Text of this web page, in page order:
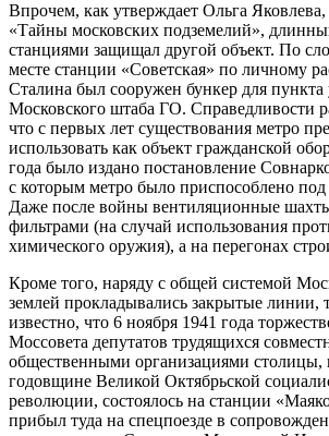
Впрочем, как утверждает Ольга Яковлева,
«Тайны московских подземелий»,
станциями защищал другой объект. По
месте станции «Советская» по личному
Сталина был сооружен бункер для пункта
Московского штаба ГО. Справедливости
что с первых лет существования метро
использовать как объект гражданской
года было издано постановление
с которым метро было приспособлено
Даже после войны вентиляционные
фильтрами (на случай использования
химического оружия), а на перегонах
Кроме того, наряду с общей системой
землей прокладывались закрытые линии,
известно, что 6 ноября 1941 года
Моссовета депутатов трудящихся
общественными организациями столицы,
годовщине Великой Октябрьской
революции, состоялось на станции
прибыл туда на спецпоезде в